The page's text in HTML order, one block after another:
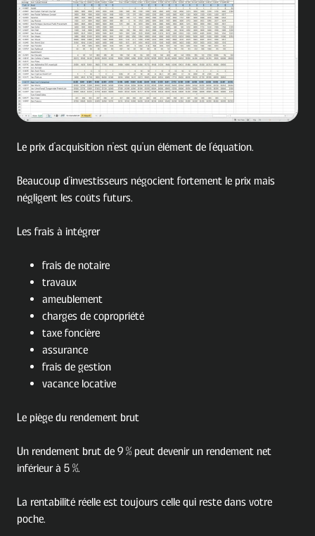
Le prix d'acquisition n'est qu'un élément de l'équation.
Beaucoup d'investisseurs négocient fortement le prix mais
négligent les coûts futurs.
Les frais à intégrer
frais de notaire
travaux
ameublement
charges de copropriété
taxe foncière
assurance
frais de gestion
vacance locative
Le piège du rendement brut
Un rendement brut de 9 % peut devenir un rendement net
inférieur à 5 %.
La rentabilité réelle est toujours celle qui reste dans votre
poche.